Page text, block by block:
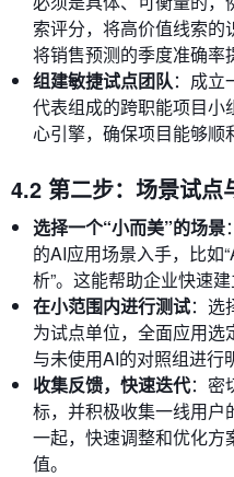
索评分，将高价值线索的
将销售预测的季度准确率
组建敏捷试点团队：成立
代表组成的跨职能项目小
心引擎，确保项目能够顺
4.2 第二步：场景试点
选择一个“小而美”的场景
的AI应用场景入手，比如
析”。这能帮助企业快速
在小范围内进行测试：选
为试点单位，全面应用选
与未使用AI的对照组进行
收集反馈，快速迭代：密
标，并积极收集一线用户
一起，快速调整和优化方
值。